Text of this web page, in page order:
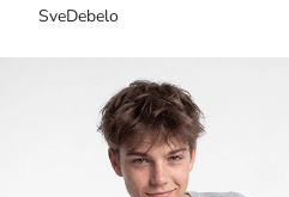
SveDebelo